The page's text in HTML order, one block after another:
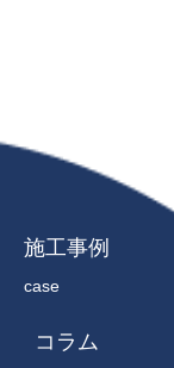
施工事例
case
コラム